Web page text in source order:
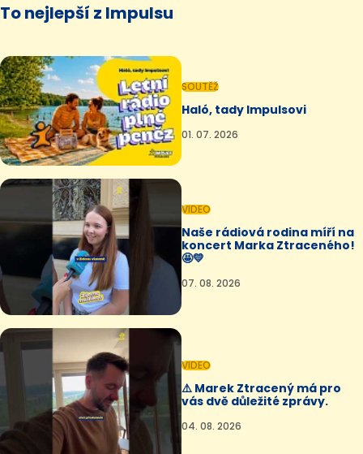
To nejlepší z Impulsu
SOUTĚŽ
Haló, tady Impulsovi
01. 07. 2026
VIDEO
Naše rádiová rodina míří na
koncert Marka Ztraceného!
🤩💛
07. 08. 2026
VIDEO
⚠️ Marek Ztracený má pro
vás dvě důležité zprávy.
04. 08. 2026